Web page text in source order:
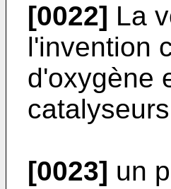
[0022] La
l'invention
d'oxygène
[0023] un